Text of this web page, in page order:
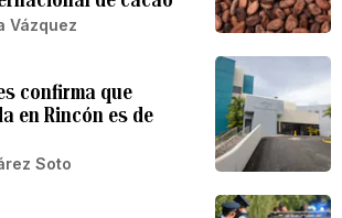
Vázquez
confirma que
en Rincón es de
Soto